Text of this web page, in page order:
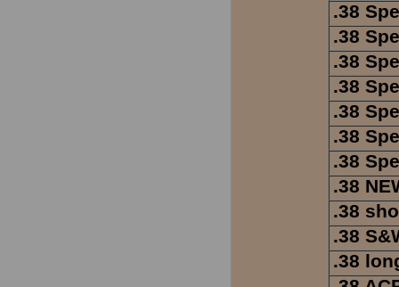
.38
.38
.38
.38
.38
.38
.38
.38
.38
.38
.38